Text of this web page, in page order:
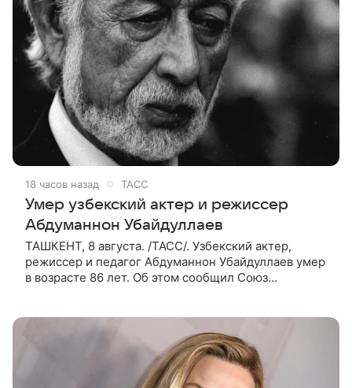
18 часов назад ТАСС
Умер узбекский актер и режиссер
Абдуманнон Убайдуллаев
ТАШКЕНТ, 8 августа. /ТАСС/. Узбекский актер,
режиссер и педагог Абдуманнон Убайдуллаев умер
в возрасте 86 лет. Об этом сообщил Союз